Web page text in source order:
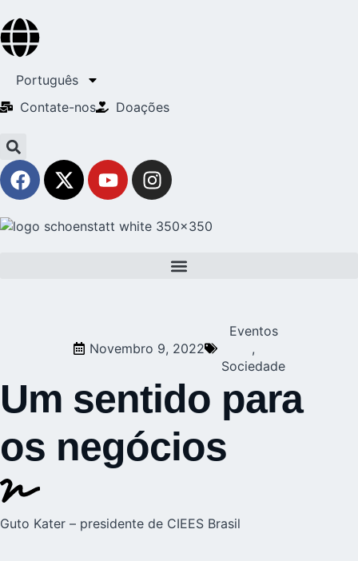
Português
Contate-nos
Doações
Novembro 9, 2022
Eventos
,
Sociedade
Um sentido para
os negócios
Guto Kater – presidente de CIEES Brasil